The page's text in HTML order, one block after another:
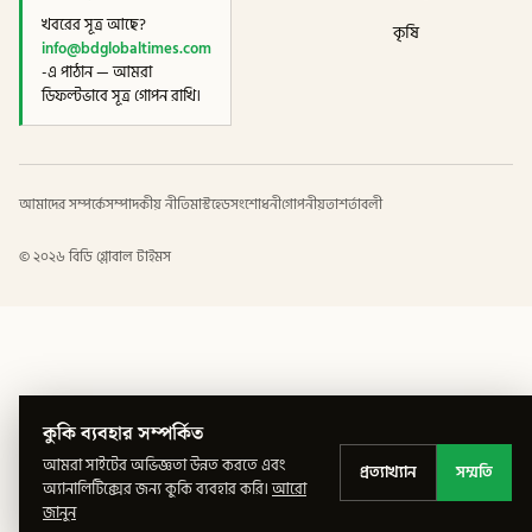
খবরের সূত্র আছে?
info@bdglobaltimes.com
-এ পাঠান — আমরা
ডিফল্টভাবে সূত্র গোপন রাখি।
কৃষি
আমাদের সম্পর্কেসম্পাদকীয় নীতিমাস্টহেডসংশোধনীগোপনীয়তাশর্তাবলী
©২০২৬ বিডি গ্লোবাল টাইমস
কুকি ব্যবহার সম্পর্কিত
আমরা সাইটের অভিজ্ঞতা উন্নত করতে এবং
অ্যানালিটিক্সের জন্য কুকি ব্যবহার করি।আরো
জানুন
প্রত্যাখ্যান সম্মতি